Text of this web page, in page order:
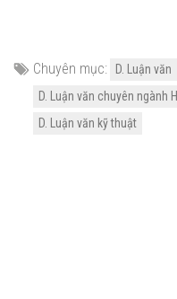
Chuyên mục:
D. Luận văn
D. Luận văn chuyên ngành
D. Luận văn kỹ thuật